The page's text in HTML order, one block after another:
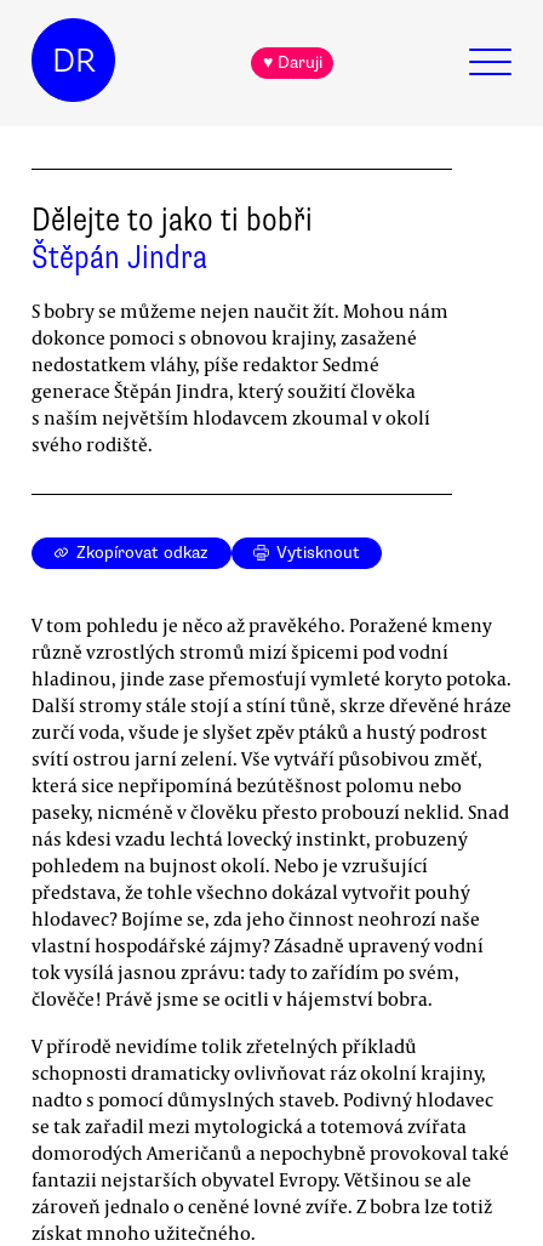
DR ♥ Daruji
Dělejte to jako ti bobři
Štěpán Jindra
S bobry se můžeme nejen naučit žít. Mohou nám
dokonce pomoci s obnovou krajiny, zasažené
nedostatkem vláhy, píše redaktor Sedmé
generace Štěpán Jindra, který soužití člověka
s naším největším hlodavcem zkoumal v okolí
svého rodiště.
Zkopírovat odkaz Vytisknout
V tom pohledu je něco až pravěkého. Poražené kmeny
různě vzrostlých stromů mizí špicemi pod vodní
hladinou, jinde zase přemosťují vymleté koryto potoka.
Další stromy stále stojí a stíní tůně, skrze dřevěné hráze
zurčí voda, všude je slyšet zpěv ptáků a hustý podrost
svítí ostrou jarní zelení. Vše vytváří působivou změť,
která sice nepřipomíná bezútěšnost polomu nebo
paseky, nicméně v člověku přesto probouzí neklid. Snad
nás kdesi vzadu lechtá lovecký instinkt, probuzený
pohledem na bujnost okolí. Nebo je vzrušující
představa, že tohle všechno dokázal vytvořit pouhý
hlodavec? Bojíme se, zda jeho činnost neohrozí naše
vlastní hospodářské zájmy? Zásadně upravený vodní
tok vysílá jasnou zprávu: tady to zařídím po svém,
člověče! Právě jsme se ocitli v hájemství bobra.
V přírodě nevidíme tolik zřetelných příkladů
schopnosti dramaticky ovlivňovat ráz okolní krajiny,
nadto s pomocí důmyslných staveb. Podivný hlodavec
se tak zařadil mezi mytologická a totemová zvířata
domorodých Američanů a nepochybně provokoval také
fantazii nejstarších obyvatel Evropy. Většinou se ale
zároveň jednalo o ceněné lovné zvíře. Z bobra lze totiž
získat mnoho užitečného.